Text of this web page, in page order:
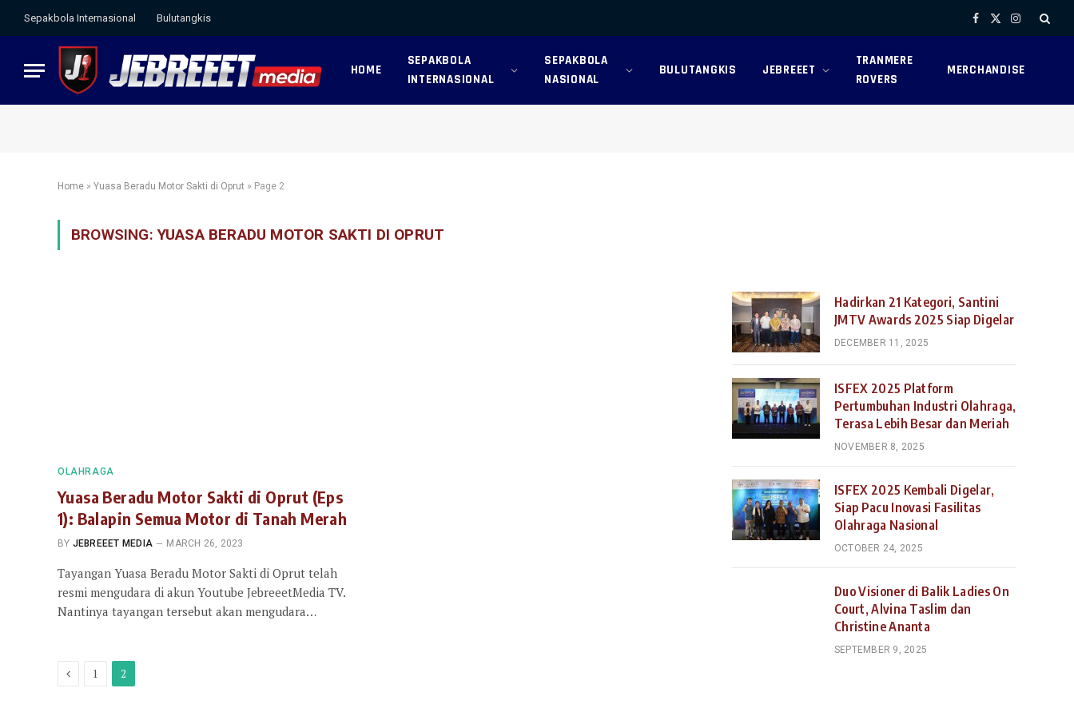
Sepakbola Internasional Bulutangkis Facebook
X
Instagram
HOME
SEPAKBOLA
INTERNASIONAL
SEPAKBOLA
NASIONAL
BULUTANGKIS JEBREEET
TRANMERE
ROVERS
MERCHANDISE
Home » Yuasa Beradu Motor Sakti di Oprut » Page 2
BROWSING:YUASA BERADU MOTOR SAKTI DI OPRUT
OLAHRAGA
Yuasa Beradu Motor Sakti di Oprut (Eps
1): Balapin Semua Motor di Tanah Merah
BY JEBREEET MEDIA MARCH 26, 2023
Tayangan Yuasa Beradu Motor Sakti di Oprut telah
resmi mengudara di akun Youtube JebreeetMedia TV.
Nantinya tayangan tersebut akan mengudara…
Previous
1 2
Hadirkan 21 Kategori, Santini
JMTV Awards 2025 Siap Digelar
DECEMBER 11, 2025
ISFEX 2025 Platform
Pertumbuhan Industri Olahraga,
Terasa Lebih Besar dan Meriah
NOVEMBER 8, 2025
ISFEX 2025 Kembali Digelar,
Siap Pacu Inovasi Fasilitas
Olahraga Nasional
OCTOBER 24, 2025
Duo Visioner di Balik Ladies On
Court, Alvina Taslim dan
Christine Ananta
SEPTEMBER 9, 2025